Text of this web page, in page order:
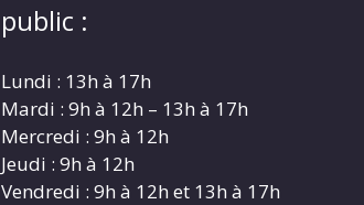
public :
Lundi : 13h à 17h
Mardi : 9h à 12h – 13h à 17h
Mercredi : 9h à 12h
Jeudi : 9h à 12h
Vendredi : 9h à 12h et 13h à 17h